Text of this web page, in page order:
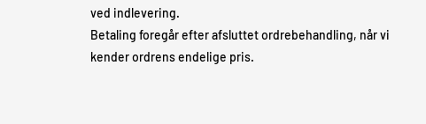
ved indlevering.
Betaling foregår efter afsluttet ordrebehandling, når vi
kender ordrens endelige pris.